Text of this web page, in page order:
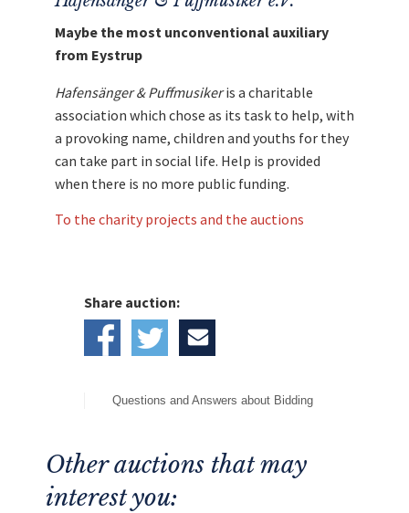
Maybe the most unconventional auxiliary
from Eystrup
Hafensänger & Puffmusikeris a charitable
association which chose as its task to help, with
a provoking name, children and youths for they
can take part in social life. Help is provided
when there is no more public funding.
To the charity projects and the auctions
Share auction:
Questions and Answers about Bidding
Other auctions that may
interest you: